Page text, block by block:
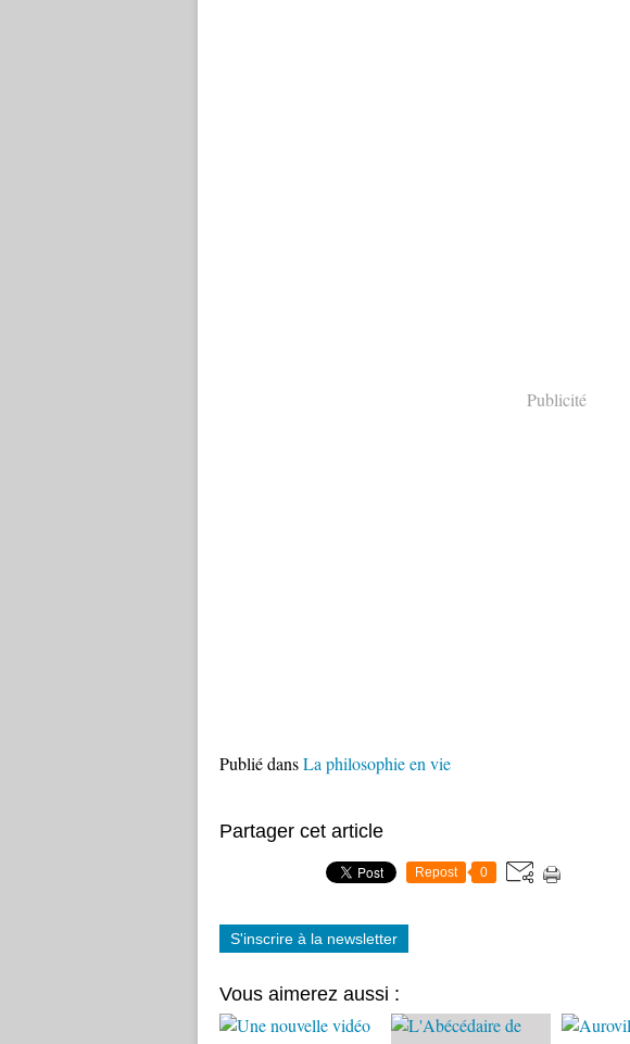
Publicité
Publié dansLa philosophie en vie
Partager cet article
Repost 0
S'inscrire à la newsletter
Vous aimerez aussi :